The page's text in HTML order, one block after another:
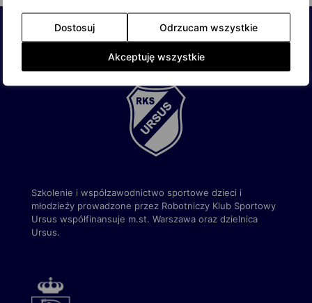
Dostosuj Odrzucam wszystkie
Akceptuję wszystkie
Szkolenie i współzawodnictwo sportowe dzieci i
młodzieży prowadzone przez Robotniczy Klub Sportowy
Ursus współfinansuje m.st. Warszawa oraz dzielnica
Ursus.